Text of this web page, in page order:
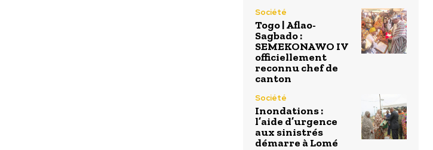
Société
Togo | Aflao-
Sagbado :
SEMEKONAWO IV
officiellement
reconnu chef de
canton
Société
Inondations :
l’aide d’urgence
aux sinistrés
démarre à Lomé